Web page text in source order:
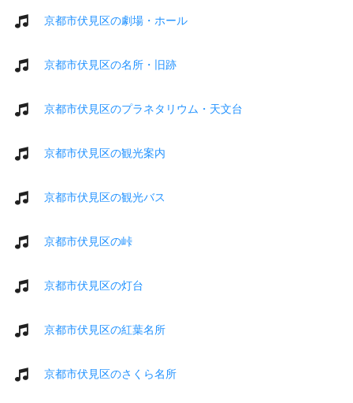
京都市伏見区の劇場・ホール
京都市伏見区の名所・旧跡
京都市伏見区のプラネタリウム・天文台
京都市伏見区の観光案内
京都市伏見区の観光バス
京都市伏見区の峠
京都市伏見区の灯台
京都市伏見区の紅葉名所
京都市伏見区のさくら名所